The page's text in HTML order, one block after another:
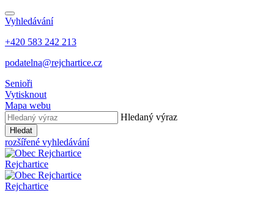
Vyhledávání
+420 583 242 213
podatelna@rejchartice.cz
Senioři
Vytisknout
Mapa webu
Hledaný výraz
Hledat
rozšířené vyhledávání
Rejchartice
Rejchartice